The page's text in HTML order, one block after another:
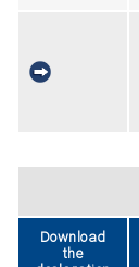
Download
the